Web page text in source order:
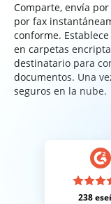
Comparte, envía
por fax
conforme.
en carpetas
destinatario para
documentos. Una
seguros en la nube.
238